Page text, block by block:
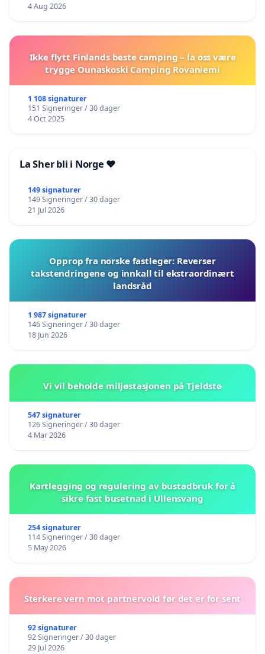
4 Aug 2026
Ikke flytt Finlands beste camping – la oss være
trygge Ounaskoski Camping Rovaniemi
1 108 signaturer
151 Signeringer / 30 dager
4 Oct 2025
La Sher bli i Norge ❤️
149 signaturer
149 Signeringer / 30 dager
21 Jul 2026
Opprop fra norske fastleger: Reverser
takstendringene og innkall til ekstraordinært
landsråd
1 987 signaturer
146 Signeringer / 30 dager
18 Jun 2026
Vi vil beholde miljøstasjonen på Tjeldstø
547 signaturer
126 Signeringer / 30 dager
4 Mar 2026
Kartlegging og regulering av bustadbruk for å
sikre fast busetnad i Ullensvang
254 signaturer
114 Signeringer / 30 dager
5 May 2026
Sterkere vern mot partnervold før det er for sent
92 signaturer
92 Signeringer / 30 dager
29 Jul 2026